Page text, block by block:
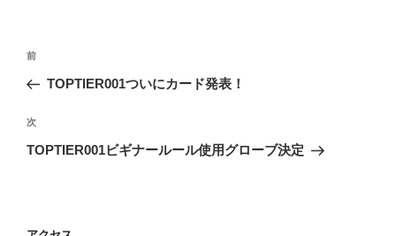
投
ナ
ビ
ゲ
前
の
稿
前
TOPTIER001ついにカード発表！
次
の
次
TOPTIER001ビギナールール使用グローブ決定